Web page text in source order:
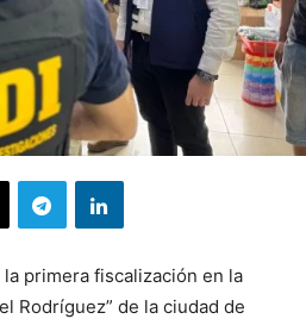
primera fiscalización en la
Rodríguez” de la ciudad de